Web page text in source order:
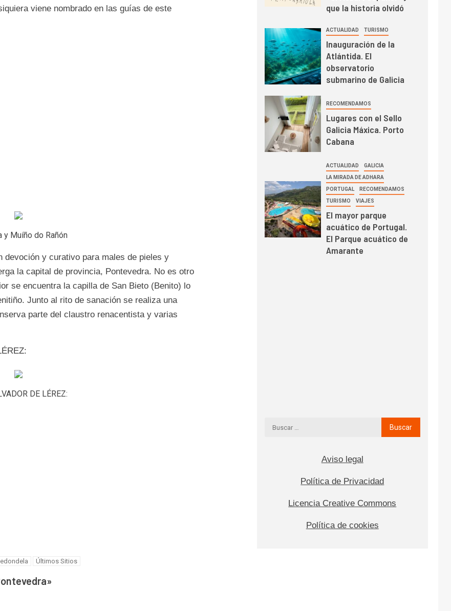
viene nombrado en las guías de este
y Muíño do Rañón
devoción y curativo para males de pieles y
la capital de provincia, Pontevedra. No es otro
se encuentra la capilla de San Bieto (Benito) lo
Junto al rito de sanación se realiza una
parte del claustro renacentista y varias
DE LÉREZ:
Últimos Sitios
»
que la historia olvidó
ACTUALIDAD TURISMO
Inauguración de la
Atlántida. El
observatorio
submarino de Galicia
RECOMENDAMOS
Lugares con el Sello
Galicia Máxica. Porto
Cabana
ACTUALIDAD GALICIA
LA MIRADA DE ADHARA
PORTUGAL RECOMENDAMOS
TURISMO VIAJES
El mayor parque
acuático de Portugal.
El Parque acuático de
Amarante
Aviso legal
Política de Privacidad
Licencia Creative Commons
Política de cookies